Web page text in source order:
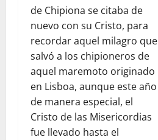
de Chipiona se citaba de
nuevo con su Cristo, para
recordar aquel milagro que
salvó a los chipioneros de
aquel maremoto originado
en Lisboa, aunque este año
de manera especial, el
Cristo de las Misericordias
fue llevado hasta el